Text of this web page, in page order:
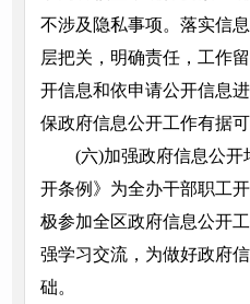
不涉及隐私事项。落实信
层把关，明确责任，工作
开信息和依申请公开信息
保政府信息公开工作有据可
(六)加强政府信息公
开条例》为全办干部职工
极参加全区政府信息公开
强学习交流，为做好政府
础。